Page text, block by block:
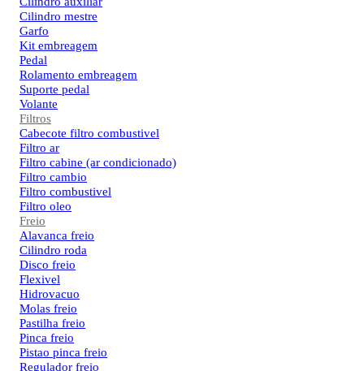
Cilindro mestre
Garfo
Kit embreagem
Pedal
Rolamento embreagem
Suporte pedal
Volante
Filtros
Cabecote filtro combustivel
Filtro ar
Filtro cabine (ar condicionado)
Filtro cambio
Filtro combustivel
Filtro oleo
Freio
Alavanca freio
Cilindro roda
Disco freio
Flexivel
Hidrovacuo
Molas freio
Pastilha freio
Pinca freio
Pistao pinca freio
Regulador freio